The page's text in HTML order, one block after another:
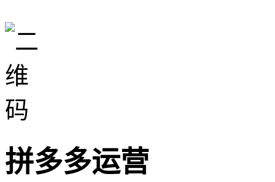
拼多多运营